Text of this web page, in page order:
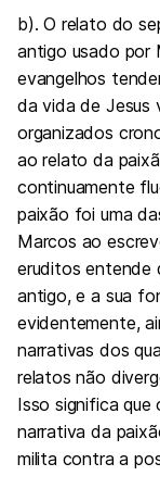
b). O relato do
antigo usado por
evangelhos
da vida de Jesus
organizados
ao relato da
continuamente
paixão foi uma
Marcos ao
eruditos entende
antigo, e a sua
evidentemente,
narrativas dos
relatos não
Isso significa
narrativa da
milita contra a